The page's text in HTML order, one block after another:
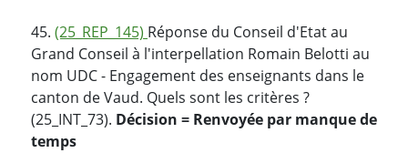
45. (25_REP_145) Réponse du Conseil d'Etat au
Grand Conseil à l'interpellation Romain Belotti au
nom UDC - Engagement des enseignants dans le
canton de Vaud. Quels sont les critères ?
(25_INT_73). Décision = Renvoyée par manque de
temps